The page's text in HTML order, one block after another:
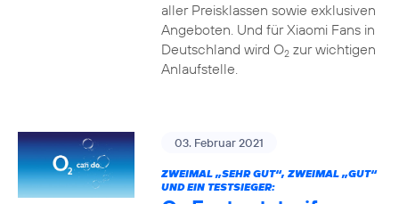
aller Preisklassen sowie exklusiven
Angeboten. Und für Xiaomi Fans in
Deutschland wird O2zur wichtigen
Anlaufstelle.
03. Februar 2021
ZWEIMAL „SEHR GUT“, ZWEIMAL „GUT“
UND EIN TESTSIEGER: